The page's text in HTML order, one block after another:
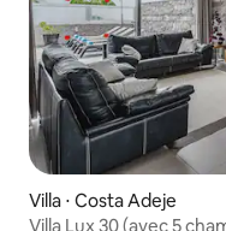
Villa ⋅ Costa Adeje
Villa Lux 30 (avec 5